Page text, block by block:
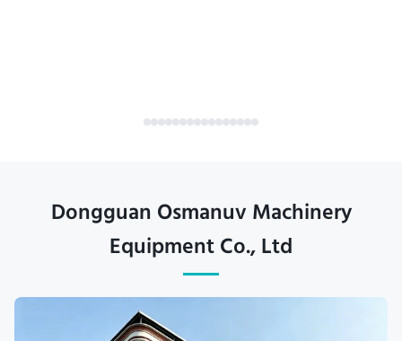
Dongguan Osmanuv Machinery
Equipment Co., Ltd